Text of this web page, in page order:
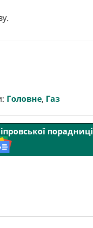
Головне, Газ
порадниці